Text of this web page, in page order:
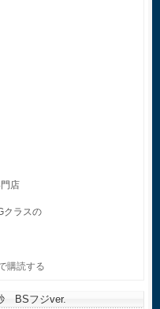
店
クラスの
BSフジver.